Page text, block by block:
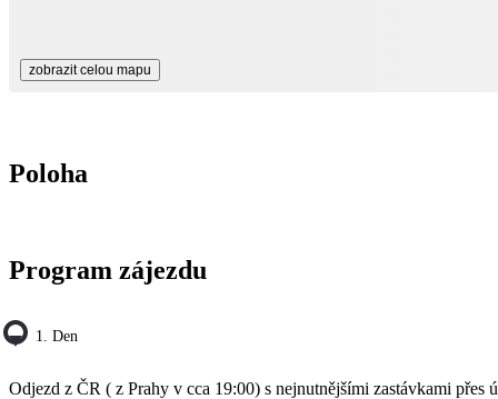
zobrazit celou mapu
Poloha
Program zájezdu
1. Den
Odjezd z ČR ( z Prahy v cca 19:00) s nejnutnějšími zastávkami přes